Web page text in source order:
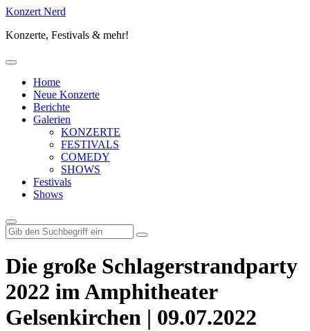
Konzert Nerd
Konzerte, Festivals & mehr!
Home
Neue Konzerte
Berichte
Galerien
KONZERTE
FESTIVALS
COMEDY
SHOWS
Festivals
Shows
Suchen
nach:
Die große Schlagerstrandparty
2022 im Amphitheater
Gelsenkirchen | 09.07.2022